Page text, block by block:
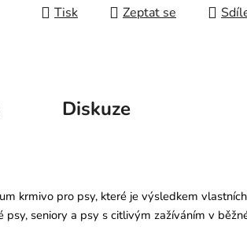
Tisk Zeptat se
Diskuze
krmivo pro psy, které je výsledkem
seniory a psy s citlivým zažíváním v